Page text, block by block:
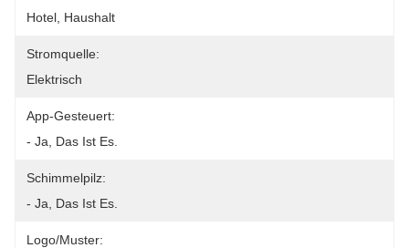
Hotel, Haushalt
Stromquelle:
Elektrisch
App-Gesteuert:
- Ja, Das Ist Es.
Schimmelpilz:
- Ja, Das Ist Es.
Logo/Muster: